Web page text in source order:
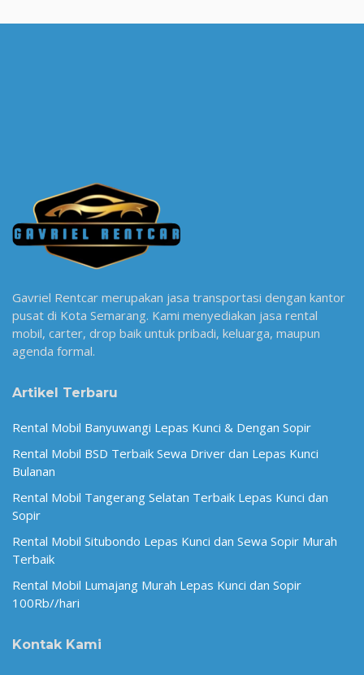
Gavriel Rentcar merupakan jasa transportasi dengan kantor
pusat di Kota Semarang. Kami menyediakan jasa rental
mobil, carter, drop baik untuk pribadi, keluarga, maupun
agenda formal.
Artikel Terbaru
Rental Mobil Banyuwangi Lepas Kunci & Dengan Sopir
Rental Mobil BSD Terbaik Sewa Driver dan Lepas Kunci
Bulanan
Rental Mobil Tangerang Selatan Terbaik Lepas Kunci dan
Sopir
Rental Mobil Situbondo Lepas Kunci dan Sewa Sopir Murah
Terbaik
Rental Mobil Lumajang Murah Lepas Kunci dan Sopir
100Rb//hari
Kontak Kami